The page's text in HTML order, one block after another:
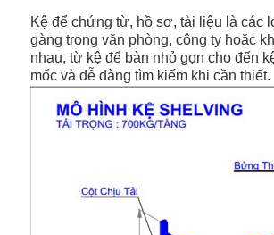
Kệ để chứng từ, hồ sơ, tài liệu là các
gàng trong văn phòng, công ty hoặc
nhau, từ kệ để bàn nhỏ gọn cho đến
mốc và dễ dàng tìm kiếm khi cần thiết.